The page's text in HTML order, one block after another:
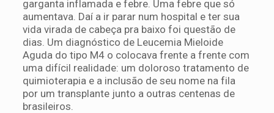
garganta inflamada e febre. Uma febre que só
aumentava. Daí a ir parar num hospital e ter sua
vida virada de cabeça pra baixo foi questão de
dias. Um diagnóstico de Leucemia Mieloide
Aguda do tipo M4 o colocava frente a frente com
uma difícil realidade: um doloroso tratamento de
quimioterapia e a inclusão de seu nome na fila
por um transplante junto a outras centenas de
brasileiros.